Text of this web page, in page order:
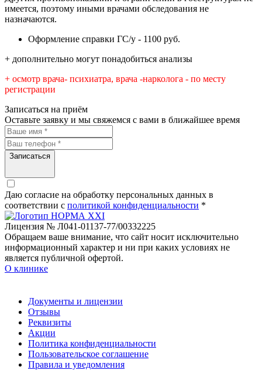
имеется, поэтому иными врачами обследования не
назначаются.
Оформление справки ГС/у - 1100 руб.
+ дополнительно могут понадобиться анализы
+ осмотр врача- психиатра, врача -нарколога - по месту
регистрации
Записаться на приём
Оставьте заявку и мы свяжемся с вами в ближайшее время
Записаться
Даю согласие на обработку персональных данных в
соответствии c политикой конфиденциальности *
Лицензия № Л041-01137-77/00332225
Обращаем ваше внимание, что сайт носит исключительно
информационный характер и ни при каких условиях не
является публичной офертой.
О клинике
Документы и лицензии
Отзывы
Реквизиты
Акции
Политика конфиденциальности
Пользовательское соглашение
Правила и уведомления